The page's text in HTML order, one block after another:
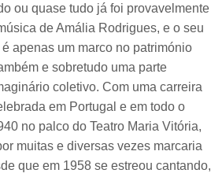
ou quase tudo já foi provavelmente
de Amália Rodrigues, e o seu
apenas um marco no património
e sobretudo uma parte
coletivo. Com uma carreira
em Portugal e em todo o
no palco do Teatro Maria Vitória,
muitas e diversas vezes marcaria
que em 1958 se estreou cantando,